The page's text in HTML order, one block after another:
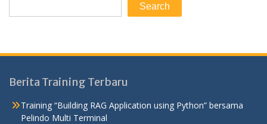
Search
Berita Training Terbaru
Training “Building RAG Application using Python” bersama
Pelindo Multi Terminal